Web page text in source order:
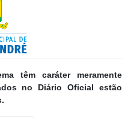
têm caráter meramente
no Diário Oficial estão